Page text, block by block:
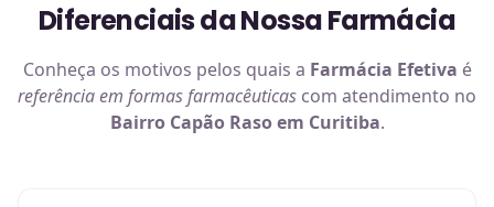
Diferenciais da Nossa Farmácia
Conheça os motivos pelos quais a Farmácia Efetiva é
referência em formas farmacêuticas com atendimento no
Bairro Capão Raso em Curitiba.